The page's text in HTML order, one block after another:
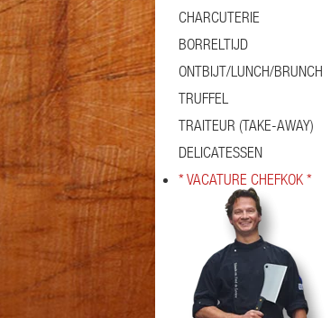
CHARCUTERIE
BORRELTIJD
ONTBIJT/LUNCH/BRUNCH
TRUFFEL
TRAITEUR (TAKE-AWAY)
DELICATESSEN
* VACATURE CHEFKOK *